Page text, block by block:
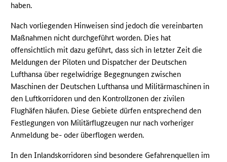
haben.
Nach vorliegenden Hinweisen sind jedoch die vereinbarten
Maßnahmen nicht durchgeführt worden. Dies hat
offensichtlich mit dazu geführt, dass sich in letzter Zeit die
Meldungen der Piloten und Dispatcher der Deutschen
Lufthansa über regelwidrige Begegnungen zwischen
Maschinen der Deutschen Lufthansa und Militärmaschinen in
den Luftkorridoren und den Kontrollzonen der zivilen
Flughäfen häufen. Diese Gebiete dürfen entsprechend den
Festlegungen von Militärflugzeugen nur nach vorheriger
Anmeldung be- oder überflogen werden.
In den Inlandskorridoren sind besondere Gefahrenquellen im